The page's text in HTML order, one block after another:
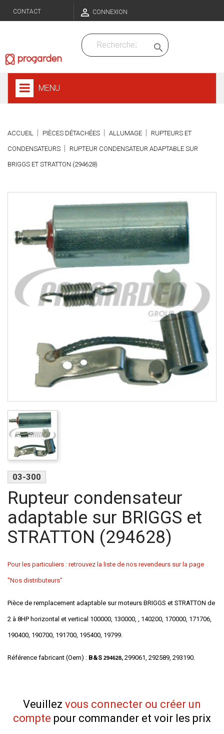
CONTACT  CONNEXION

MENU
ACCUEIL PIÈCES DÉTACHÉES ALLUMAGE RUPTEURS ET
CONDENSATEURS RUPTEUR CONDENSATEUR ADAPTABLE SUR
BRIGGS ET STRATTON (294628)
03-300
Rupteur condensateur
adaptable sur BRIGGS et
STRATTON (294628)
Pour les particuliers : retrouvez la liste de nos revendeurs sur la page
"Nos distributeurs"
Pièce de remplacement adaptable sur moteurs BRIGGS et STRATTON de
2 à 8HP horizontal et vertical 100000, 130000, , 140200, 170000, 171706,
190400, 190700, 191700, 195400, 19799.
Référence fabricant (Oem) : B&S 294628, 299061, 292589, 293190.
Veuillez vous connecter ou créer un
compte pour commander et voir les prix